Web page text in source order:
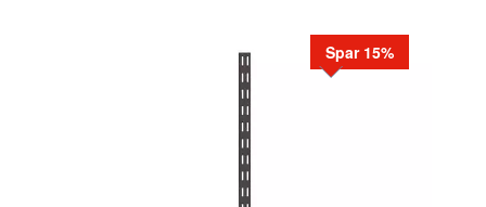
Spar 15%